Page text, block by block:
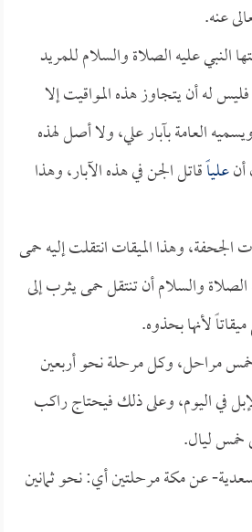
عنه.
النبي عليه الصلاة والسلام للمريد
له أن يتجاوز هذه المواقيت إلا
العامة بآبار علي، ولا أصل لهذه
أنعلياًقاتل الجن في هذه الآبار، وهذا
الجحفة، وهذا الميقات انتقلت إليه حمى
والسلام أن تنتقل حمى يثرب إلى
لأنها بحذوه.
مراحل، وكل مرحلة نحو أربعين
في اليوم، وعلى ذلك فيحتاج راكب
خمس ليال.
عن مكة مرحلتين أي: نحو ثمانين